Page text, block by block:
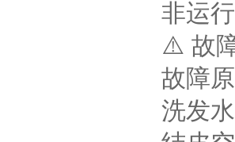
非运
⚠️ 故
故障
洗发